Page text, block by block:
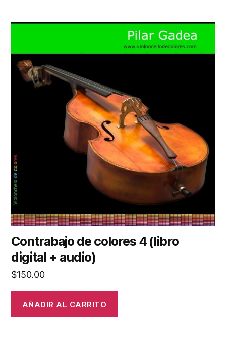
Contrabajo de colores 4 (libro
digital + audio)
$150.00
AÑADIR AL CARRITO